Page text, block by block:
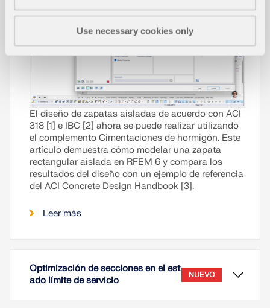
Use necessary cookies only
El diseño de zapatas aisladas de acuerdo con ACI
318 [1] e IBC [2] ahora se puede realizar utilizando
el complemento Cimentaciones de hormigón. Este
artículo demuestra cómo modelar una zapata
rectangular aislada en RFEM 6 y compara los
resultados del diseño con un ejemplo de referencia
del ACI Concrete Design Handbook [3].
Leer más
Optimización de secciones en el est
ado límite de servicio
NUEVO